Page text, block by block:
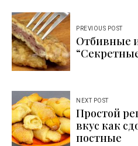
Навигация
по
записям
PREVIOUS POST
Отбивные
NEXT POST
Простой
вкус как
постные